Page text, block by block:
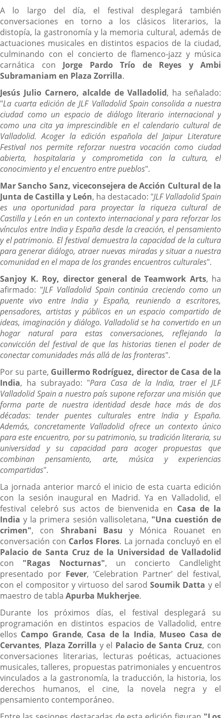
A lo largo del día, el festival desplegará también
conversaciones en torno a los clásicos literarios, la
distopía, la gastronomía y la memoria cultural, además de
actuaciones musicales en distintos espacios de la ciudad,
culminando con el concierto de flamenco-jazz y música
carnática con Jorge Pardo Trío de Reyes y Ambi
Subramaniam en Plaza Zorrilla.
Jesús Julio Carnero, alcalde de Valladolid, ha señalado:
"La cuarta edición de JLF Valladolid Spain consolida a nuestra
ciudad como un espacio de diálogo literario internacional y
como una cita ya imprescindible en el calendario cultural de
Valladolid. Acoger la edición española del Jaipur Literature
Festival nos permite reforzar nuestra vocación como ciudad
abierta, hospitalaria y comprometida con la cultura, el
conocimiento y el encuentro entre pueblos".
Mar Sancho Sanz, viceconsejera de Acción Cultural de la
Junta de Castilla y León, ha destacado: "JLF Valladolid Spain
es una oportunidad para proyectar la riqueza cultural de
Castilla y León en un contexto internacional y para reforzar los
vínculos entre India y España desde la creación, el pensamiento
y el patrimonio. El festival demuestra la capacidad de la cultura
para generar diálogo, atraer nuevas miradas y situar a nuestra
comunidad en el mapa de los grandes encuentros culturales".
Sanjoy K. Roy, director general de Teamwork Arts, ha
afirmado: "JLF Valladolid Spain continúa creciendo como un
puente vivo entre India y España, reuniendo a escritores,
pensadores, artistas y públicos en un espacio compartido de
ideas, imaginación y diálogo. Valladolid se ha convertido en un
hogar natural para estas conversaciones, reflejando la
convicción del festival de que las historias tienen el poder de
conectar comunidades más allá de las fronteras".
Por su parte, Guillermo Rodríguez, director de Casa de la
India, ha subrayado: "Para Casa de la India, traer el JLF
Valladolid Spain a nuestro país supone reforzar una misión que
forma parte de nuestra identidad desde hace más de dos
décadas: tender puentes culturales entre India y España.
Además, concretamente Valladolid ofrece un contexto único
para este encuentro, por su patrimonio, su tradición literaria, su
universidad y su capacidad para acoger propuestas que
combinan pensamiento, arte, música y experiencias
compartidas".
La jornada anterior marcó el inicio de esta cuarta edición
con la sesión inaugural en Madrid. Ya en Valladolid, el
festival celebró sus actos de bienvenida en Casa de la
India y la primera sesión vallisoletana, "Una cuestión de
crimen", con Shrabani Basu y Mónica Rouanet en
conversación con Carlos Flores. La jornada concluyó en el
Palacio de Santa Cruz de la Universidad de Valladolid
con "Ragas Nocturnas", un concierto Candlelight
presentado por Fever, ‘Celebration Partner’ del festival,
con el compositor y virtuoso del sarodSoumik Datta y el
maestro de tabla Apurba Mukherjee.
Durante los próximos días, el festival desplegará su
programación en distintos espacios de Valladolid, entre
ellos Campo Grande, Casa de la India, Museo Casa de
Cervantes, Plaza Zorrilla y el Palacio de Santa Cruz, con
conversaciones literarias, lecturas poéticas, actuaciones
musicales, talleres, propuestas patrimoniales y encuentros
vinculados a la gastronomía, la traducción, la historia, los
derechos humanos, el cine, la novela negra y el
pensamiento contemporáneo.